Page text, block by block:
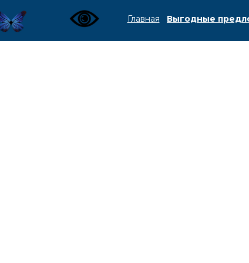
Главная Выгодные